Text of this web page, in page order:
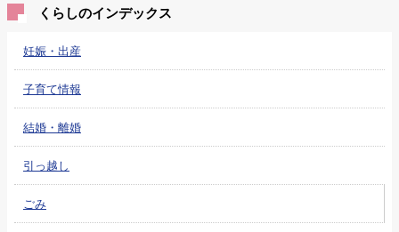
くらしのインデックス
妊娠・出産
子育て情報
結婚・離婚
引っ越し
ごみ